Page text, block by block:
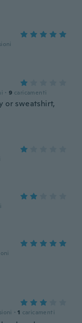
· 9 caricamenti
or sweatshirt,
· 1 caricamenti